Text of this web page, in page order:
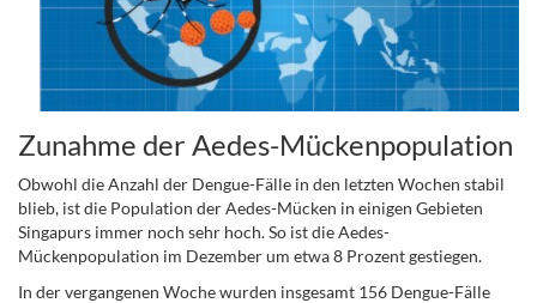
Zunahme der Aedes-Mückenpopulation
Obwohl die Anzahl der Dengue-Fälle in den letzten Wochen stabil
blieb, ist die Population der Aedes-Mücken in einigen Gebieten
Singapurs immer noch sehr hoch. So ist die Aedes-
Mückenpopulation im Dezember um etwa 8 Prozent gestiegen.
In der vergangenen Woche wurden insgesamt 156 Dengue-Fälle